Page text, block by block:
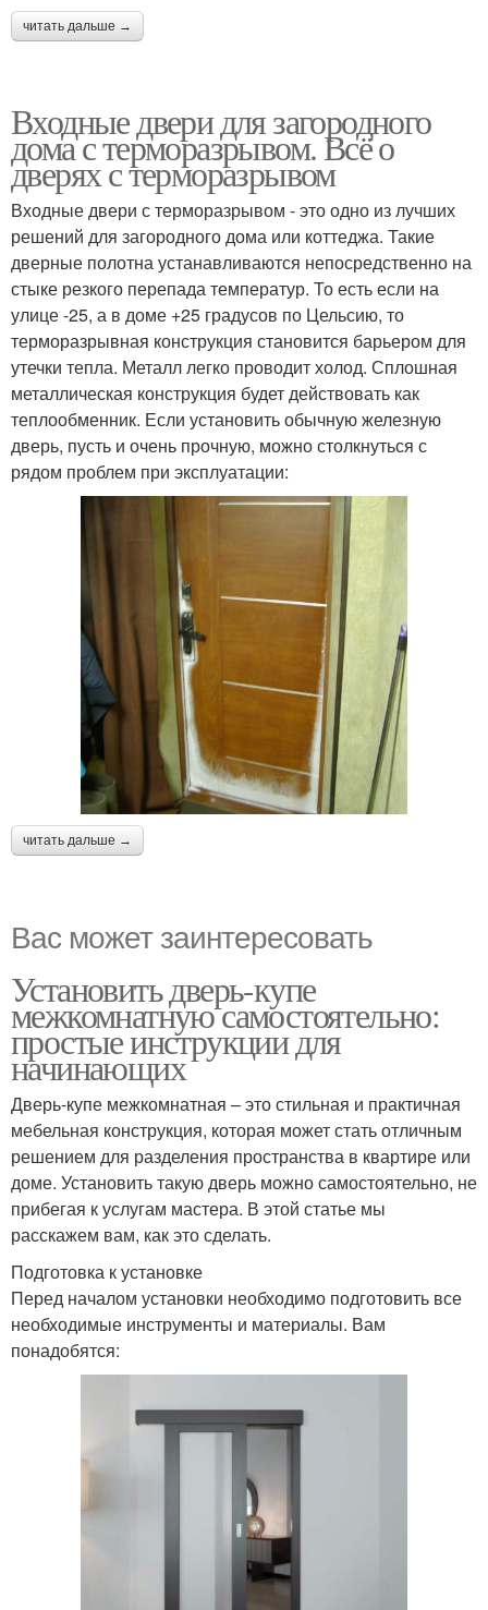
читать дальше →
Входные двери для загородного
дома с терморазрывом. Всё о
дверях с терморазрывом
Входные двери с терморазрывом - это одно из лучших
решений для загородного дома или коттеджа. Такие
дверные полотна устанавливаются непосредственно на
стыке резкого перепада температур. То есть если на
улице -25, а в доме +25 градусов по Цельсию, то
терморазрывная конструкция становится барьером для
утечки тепла. Металл легко проводит холод. Сплошная
металлическая конструкция будет действовать как
теплообменник. Если установить обычную железную
дверь, пусть и очень прочную, можно столкнуться с
рядом проблем при эксплуатации:
читать дальше →
Вас может заинтересовать
Установить дверь-купе
межкомнатную самостоятельно:
простые инструкции для
начинающих
Дверь-купе межкомнатная – это стильная и практичная
мебельная конструкция, которая может стать отличным
решением для разделения пространства в квартире или
доме. Установить такую дверь можно самостоятельно, не
прибегая к услугам мастера. В этой статье мы
расскажем вам, как это сделать.
Подготовка к установке
Перед началом установки необходимо подготовить все
необходимые инструменты и материалы. Вам
понадобятся: